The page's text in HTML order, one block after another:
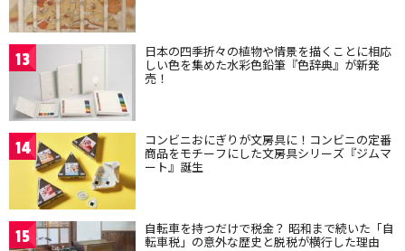
13 日本の四季折々の植物や情景を描くことに相応
しい色を集めた水彩色鉛筆『色辞典』が新発
売！
14 コンビニおにぎりが文房具に！コンビニの定番
商品をモチーフにした文房具シリーズ『ジムマ
ート』誕生
15 自転車を持つだけで税金？ 昭和まで続いた「自
転車税」の意外な歴史と脱税が横行した理由